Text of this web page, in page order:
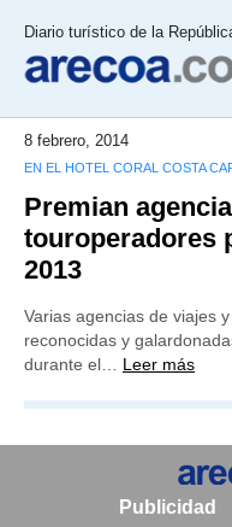
Diario turístico de la
8 febrero, 2014
EN EL HOTEL CORAL COSTA
Premian
touroperadores
2013
Varias agencias de viajes
reconocidas y
durante el… Leer más
Publicidad